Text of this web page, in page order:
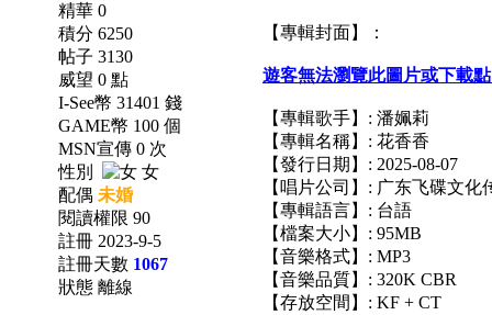
精華 0
積分 6250
帖子 3130
威望 0 點
I-See幣 31401 錢
GAME幣 100 個
MSN宣傳 0 次
性別
女
配偶 未婚
閱讀權限 90
註冊 2023-9-5
註冊天數 1067
狀態 離線
【專輯封面】：
遊客無法瀏覽此圖片或下載
【專輯歌手】: 潘姵莉
【專輯名稱】: 花香香
【發行日期】: 2025-08-07
【唱片公司】: 广东飞碟文化
【專輯語言】: 台語
【檔案大小】: 95MB
【音樂格式】: MP3
【音樂品質】: 320K CBR
【存放空間】: KF + CT